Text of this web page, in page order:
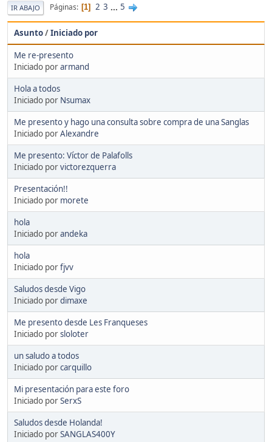
IR ABAJO Páginas 1 2 3 ... 5
Asunto/Iniciado por
Me re-presento
Iniciado porarmand
Hola a todos
Iniciado por Nsumax
Me presento y hago una consulta sobre compra de una Sanglas
Iniciado porAlexandre
Me presento: Víctor de Palafolls
Iniciado porvictorezquerra
Presentación!!
Iniciado por morete
hola
Iniciado porandeka
hola
Iniciado porfjvv
Saludos desde Vigo
Iniciado pordimaxe
Me presento desde Les Franqueses
Iniciado porsloloter
un saludo a todos
Iniciado porcarquillo
Mi presentación para este foro
Iniciado porSerxS
Saludos desde Holanda!
Iniciado porSANGLAS400Y